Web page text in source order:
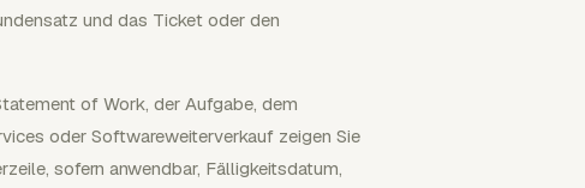
und das Ticket oder den
of Work, der Aufgabe, dem
oder Softwareweiterverkauf zeigen Sie
sofern anwendbar, Fälligkeitsdatum,